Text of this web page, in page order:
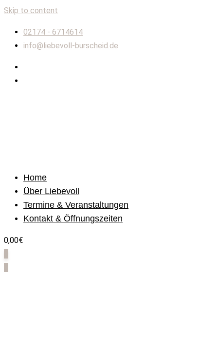
Skip to content
02174 - 6714614
info@liebevoll-burscheid.de
Home
Über Liebevoll
Termine & Veranstaltungen
Kontakt & Öffnungszeiten
0,00€